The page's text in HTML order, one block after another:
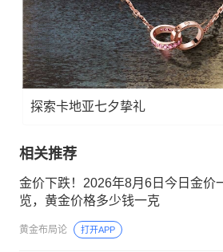
探索卡地亚七夕挚礼
相关推荐
金价下跌！2026年8月6日今日金价
览，黄金价格多少钱一克
黄金布局论 打开APP